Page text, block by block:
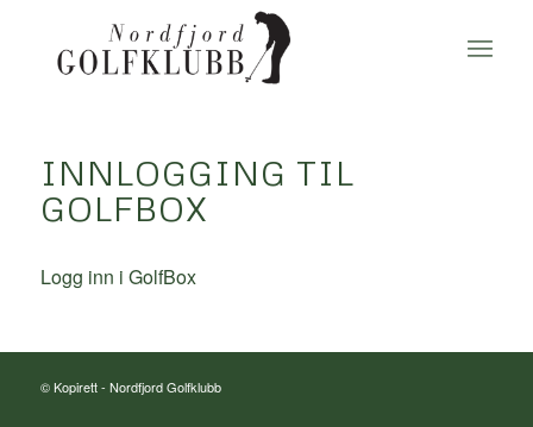
INNLOGGING TIL
GOLFBOX
Logg inn i GolfBox
© Kopirett - Nordfjord Golfklubb